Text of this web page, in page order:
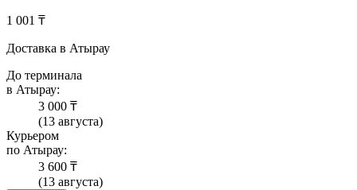
1 001 ₸
Доставка в Атырау
До терминала
в Атырау:
3 000 ₸
(13 августа)
Курьером
по Атырау:
3 600 ₸
(13 августа)